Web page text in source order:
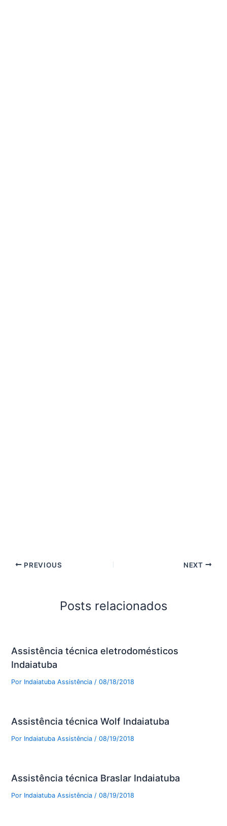
PREVIOUS NEXT
Posts relacionados
Assistência técnica eletrodomésticos
Indaiatuba
Por Indaiatuba Assistência /08/18/2018
Assistência técnica Wolf Indaiatuba
Por Indaiatuba Assistência /08/19/2018
Assistência técnica Braslar Indaiatuba
Por Indaiatuba Assistência/08/19/2018